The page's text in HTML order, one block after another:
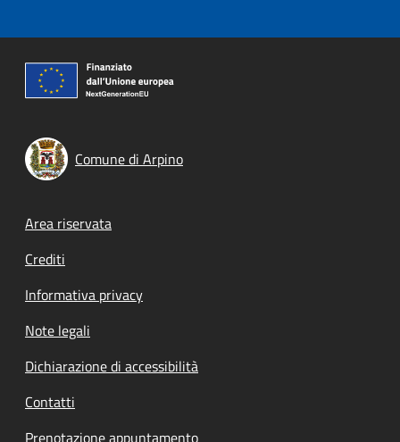
Comune di Arpino
Footer menu
Area riservata
Crediti
Informativa privacy
Note legali
Dichiarazione di accessibilità
Contatti
Prenotazione appuntamento